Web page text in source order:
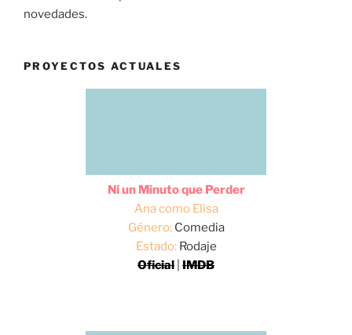
novedades.
PROYECTOS ACTUALES
Ni un Minuto que Perder
Ana como Elisa
Género:Comedia
Estado:Rodaje
Oficial IMDB